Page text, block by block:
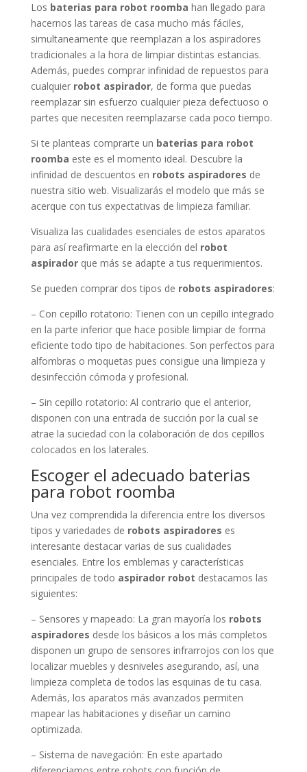
Los baterias para robot roomba han llegado para
hacernos las tareas de casa mucho más fáciles,
simultaneamente que reemplazan a los aspiradores
tradicionales a la hora de limpiar distintas estancias.
Además, puedes comprar infinidad de repuestos para
cualquier robot aspirador, de forma que puedas
reemplazar sin esfuerzo cualquier pieza defectuoso o
partes que necesiten reemplazarse cada poco tiempo.
Si te planteas comprarte un baterias para robot
roomba este es el momento ideal. Descubre la
infinidad de descuentos en robots aspiradores de
nuestra sitio web. Visualizarás el modelo que más se
acerque con tus expectativas de limpieza familiar.
Visualiza las cualidades esenciales de estos aparatos
para así reafirmarte en la elección del robot
aspiradorque más se adapte a tus requerimientos.
Se pueden comprar dos tipos de robots aspiradores:
– Con cepillo rotatorio: Tienen con un cepillo integrado
en la parte inferior que hace posible limpiar de forma
eficiente todo tipo de habitaciones. Son perfectos para
alfombras o moquetas pues consigue una limpieza y
desinfección cómoda y profesional.
– Sin cepillo rotatorio: Al contrario que el anterior,
disponen con una entrada de succión por la cual se
atrae la suciedad con la colaboración de dos cepillos
colocados en los laterales.
Escoger el adecuado baterias
para robot roomba
Una vez comprendida la diferencia entre los diversos
tipos y variedades de robots aspiradores es
interesante destacar varias de sus cualidades
esenciales. Entre los emblemas y características
principales de todo aspirador robot destacamos las
siguientes:
– Sensores y mapeado: La gran mayoría los robots
aspiradores desde los básicos a los más completos
disponen un grupo de sensores infrarrojos con los que
localizar muebles y desniveles asegurando, así, una
limpieza completa de todos las esquinas de tu casa.
Además, los aparatos más avanzados permiten
mapear las habitaciones y diseñar un camino
optimizada.
– Sistema de navegación: En este apartado